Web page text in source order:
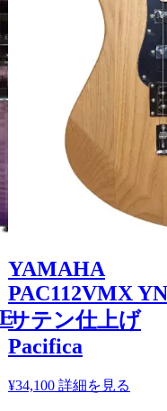
YAMAHA
PAC112VMX
サテン仕上げ
Pacifica
¥34,100 詳細を見る